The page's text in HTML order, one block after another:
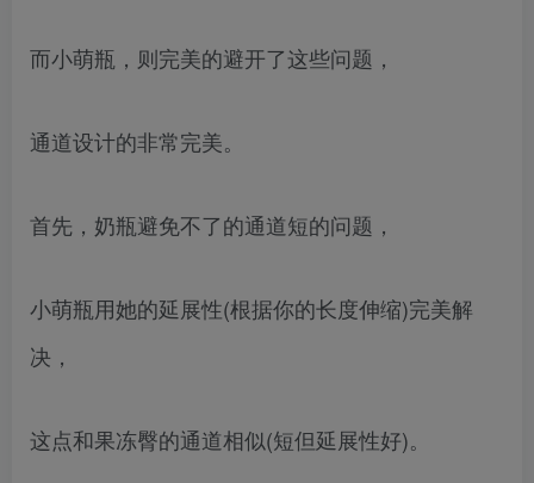
而小萌瓶，则完美的避开了这些问题，
通道设计的非常完美。
首先，奶瓶避免不了的通道短的问题，
小萌瓶用她的延展性(根据你的长度伸缩)完美解
决，
这点和果冻臀的通道相似(短但延展性好)。